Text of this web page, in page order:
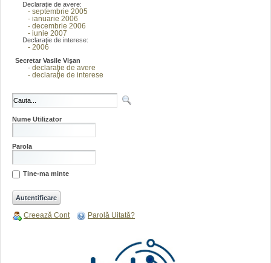
Declaraţie de avere:
- septembrie 2005
- ianuarie 2006
- decembrie 2006
- iunie 2007
Declaraţie de interese:
- 2006
Secretar Vasile Vişan
- declaraţie de avere
- declaraţie de interese
Nume Utilizator
Parola
Tine-ma minte
Creează Cont Parolă Uitată?